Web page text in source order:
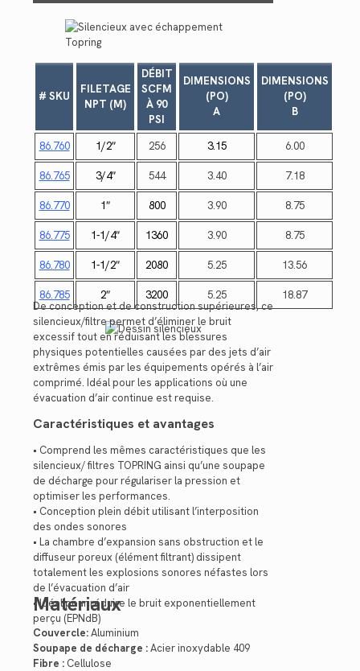
# SKU
FILETAGE
NPT (M)
DÉBIT
SCFM
À 90
PSI
DIMENSIONS
(PO)
A
DIMENSIONS
(PO)
B
86.760 1/2″ 256 3.15 6.00
86.765 3/4″ 544 3.40 7.18
86.770 1″ 800 3.90 8.75
86.775 1-1/4″ 1360 3.90 8.75
86.780 1-1/2″ 2080 5.25 13.56
86.785 2″ 3200 5.25
18.87
De conception et de construction supérieures, ce
silencieux/filtre permet d’éliminer le bruit
excessif tout en réduisant les blessures
physiques potentielles causées par des jets d’air
extrêmes émis par les équipements opérés à l’air
comprimé. Idéal pour les applications où une
évacuation d’air continue est requise.
Caractéristiques et avantages
• Comprend les mêmes caractéristiques que les
silencieux/ filtres TOPRING ainsi qu’une soupape
de décharge pour régulariser la pression et
optimiser les performances.
• Conception plein débit utilisant l’interposition
des ondes sonores
• La chambre d’expansion sans obstruction et le
diffuseur poreux (élément filtrant) dissipent
totalement les explosions sonores néfastes lors
de l’évacuation d’air
• Idéal pour réduire le bruit exponentiellement
perçu (EPNdB)
Matériaux
Couvercle:Aluminium
Soupape de décharge :Acier inoxydable 409
Fibre : Cellulose